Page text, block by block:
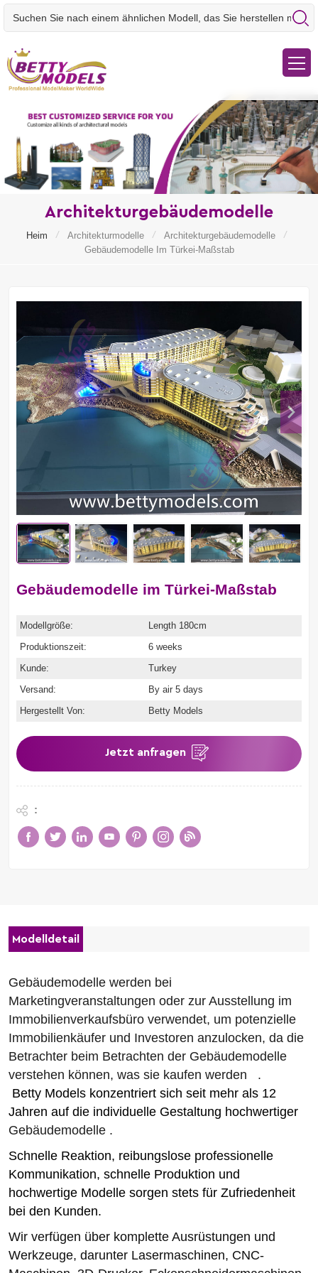
Architekturgebäudemodelle
Heim / Architekturmodelle / Architekturgebäudemodelle
/
Gebäudemodelle Im Türkei-Maßstab
Gebäudemodelle im Türkei-Maßstab
Modellgröße:
Length 180cm
Produktionszeit:
6 weeks
Kunde:
Turkey
Versand:
By air 5 days
Hergestellt Von:
Betty Models
Jetzt anfragen
:
Modelldetail
Gebäudemodelle werden bei
Marketingveranstaltungen oder zur Ausstellung im
Immobilienverkaufsbüro verwendet, um potenzielle
Immobilienkäufer und Investoren anzulocken, da die
Betrachter beim Betrachten der Gebäudemodelle
verstehen können, was sie kaufen werden
.
Betty Models konzentriert sich seit mehr als 12
Jahren auf die individuelle Gestaltung hochwertiger
Gebäudemodelle .
Schnelle Reaktion, reibungslose professionelle
Kommunikation, schnelle Produktion und
hochwertige Modelle sorgen stets für Zufriedenheit
bei den Kunden.
Wir verfügen über komplette Ausrüstungen und
Werkzeuge, darunter Lasermaschinen, CNC-